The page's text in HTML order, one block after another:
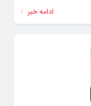
ادامه خبر